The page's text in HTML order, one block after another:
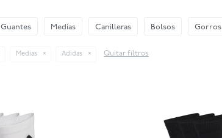
Guantes Medias Canilleras Bolsos Gorros
Medias Adidas Quitar filtros